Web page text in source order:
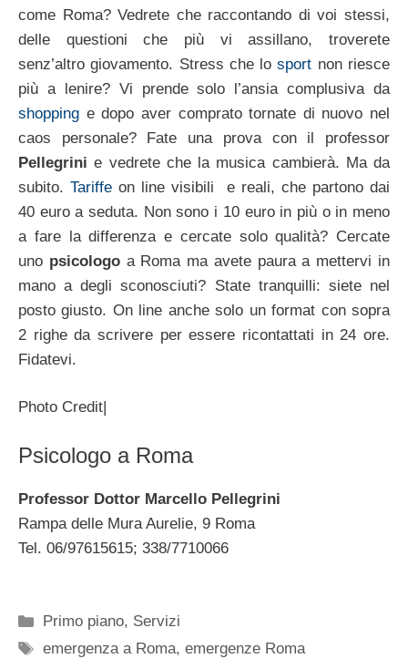
come Roma? Vedrete che raccontando di voi stessi,
delle questioni che più vi assillano, troverete
senz’altro giovamento. Stress che losport non riesce
più a lenire? Vi prende solo l’ansia complusiva da
shopping e dopo aver comprato tornate di nuovo nel
caos personale? Fate una prova con il professor
Pellegrini e vedrete che la musica cambierà. Ma da
subito. Tariffe on line visibili e reali, che partono dai
40 euro a seduta. Non sono i 10 euro in più o in meno
a fare la differenza e cercate solo qualità? Cercate
uno psicologoa Roma ma avete paura a mettervi in
mano a degli sconosciuti? State tranquilli: siete nel
posto giusto. On line anche solo un format con sopra
2 righe da scrivere per essere ricontattati in 24 ore.
Fidatevi.
Photo Credit|
Psicologo a Roma
Professor Dottor Marcello Pellegrini
Rampa delle Mura Aurelie, 9 Roma
Tel. 06/97615615; 338/7710066
Categorie
Primo piano, Servizi
Tag
emergenza a Roma,emergenze Roma